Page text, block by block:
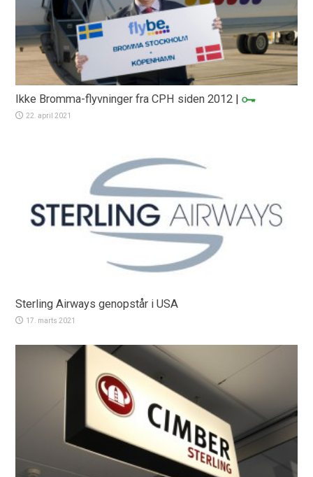
Ikke Bromma-flyvninger fra CPH siden 2012 |
22. april 2021
Sterling Airways genopstår i USA
17. marts 2021